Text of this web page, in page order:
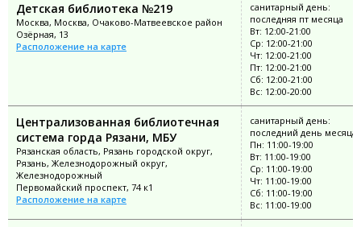
Детская библиотека №219
Москва, Москва, Очаково-Матвеевское район
Озёрная, 13
Расположение на карте
санитарный день:
последняя пт месяца
Вт: 12:00-21:00
Ср: 12:00-21:00
Чт: 12:00-21:00
Пт: 12:00-21:00
Сб: 12:00-21:00
Вс: 12:00-20:00
Централизованная библиотечная
система горда Рязани, МБУ
Рязанская область, Рязань городской округ,
Рязань, Железнодорожный округ,
Железнодорожный
Первомайский проспект, 74 к1
Расположение на карте
санитарный день:
последний день месяца
Пн: 11:00-19:00
Вт: 11:00-19:00
Ср: 11:00-19:00
Чт: 11:00-19:00
Сб: 11:00-19:00
Вс: 11:00-19:00